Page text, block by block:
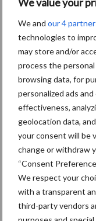
We and our 4
technologies to
may store and/or
process the personal
browsing data, for
personalized ads
effectiveness,
geolocation data,
your consent will be
change or withdraw
“Consent
We respect your
with a transparent
third-party vendors
geïntroduceerd in alle
John Deere
Aanbevolen